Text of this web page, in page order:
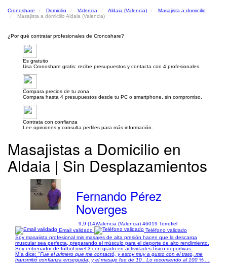
Cronoshare Domicilio Valencia Aldaia (Valencia)
Masajista a domicilio
Masajista a domicilio Aldaia (Valencia)
¿Por qué contratar profesionales de Cronoshare?
Es gratuito
Usa Cronoshare gratis: recibe presupuestos y contacta con 4 profesionales.
Compara precios de tu zona
Compara hasta 4 presupuestos desde tu PC o smartphone, sin compromiso.
Contrata con confianza
Lee opiniones y consulta perfiles para más información.
Masajistas a Domicilio en
Aldaia | Sin Desplazamientos
Fernando Pérez
Noverges
9,9 (14)Valencia (Valencia) 46019 Torrefiel
Email validado
Teléfono validado
Soy masajista profesional mis masajes de alta presión hacen que la descarga
muscular sea perfecta, preparando el músculo para el deporte de alto rendimiento.
Soy entrenador de fútbol nivel 3 con grado en actividades físico deportivas.
Mía dice: "Fue el primero que me contactó, y estoy muy a gusto con el trato, me
transmitió confianza enseguida, y el masaje fue de 10 . Lo recomiendo al 100 % . .